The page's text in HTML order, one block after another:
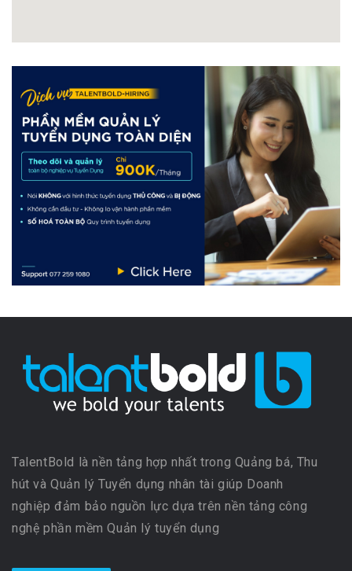
TalentBold là nền tảng hợp nhất trong Quảng bá, Thu
hút và Quản lý Tuyển dụng nhân tài giúp Doanh
nghiệp đảm bảo nguồn lực dựa trên nền tảng công
nghệ phần mềm Quản lý tuyển dụng